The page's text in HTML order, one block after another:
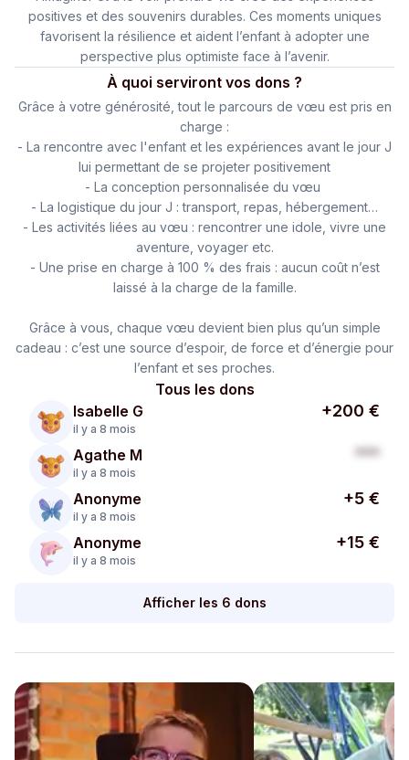
positives et des souvenirs durables. Ces moments uniques
favorisent la résilience et aident l’enfant à adopter une
perspective plus optimiste face à l’avenir.
À quoi serviront vos dons ?
Grâce à votre générosité, tout le parcours de vœu est pris en
charge :
- La rencontre avec l'enfant et les expériences avant le jour J
lui permettant de se projeter positivement
- La conception personnalisée du vœu
- La logistique du jour J : transport, repas, hébergement…
- Les activités liées au vœu : rencontrer une idole, vivre une
aventure, voyager etc.
- Une prise en charge à 100 % des frais : aucun coût n’est
laissé à la charge de la famille.
Grâce à vous, chaque vœu devient bien plus qu’un simple
cadeau : c’est une source d’espoir, de force et d’énergie pour
l’enfant et ses proches.
Tous les dons
Isabelle G
il y a 8 mois
+200 €
Agathe M
il y a 8 mois
***
Anonyme
il y a 8 mois
+5 €
Anonyme
il y a 8 mois
+15 €
Afficher les 6 dons